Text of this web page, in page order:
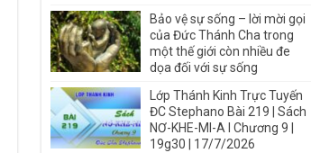
Bảo vệ sự sống – lời mời gọi
của Đức Thánh Cha trong
một thế giới còn nhiều đe
dọa đối với sự sống
Lớp Thánh Kinh Trực Tuyến
ĐC Stephano Bài 219 | Sách
NƠ-KHE-MI-A I Chương 9 |
19g30 | 17/7/2026